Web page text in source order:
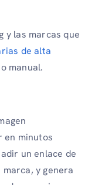
y las marcas que
de alta
manual.
en minutos
un enlace de
y genera